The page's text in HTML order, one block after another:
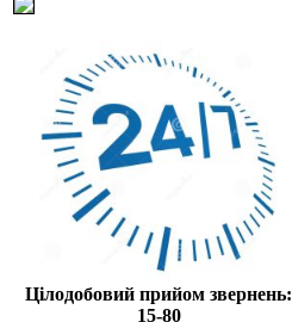
Цілодобовий прийом звернень:
15-80